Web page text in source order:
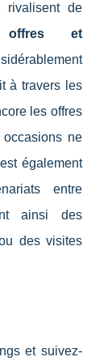
rivalisent de
offres et
à travers les
les offres
ne
également
entre
ainsi des
des visites
et suivez-